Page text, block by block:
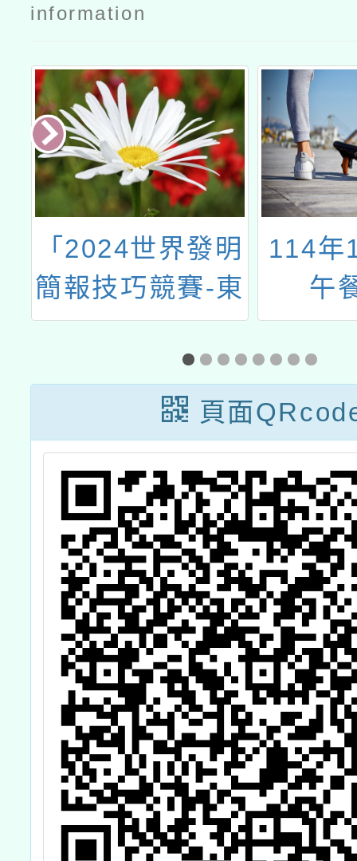
information
「2024世界發明
簡報技巧競賽-東
京」
114年
午
頁面